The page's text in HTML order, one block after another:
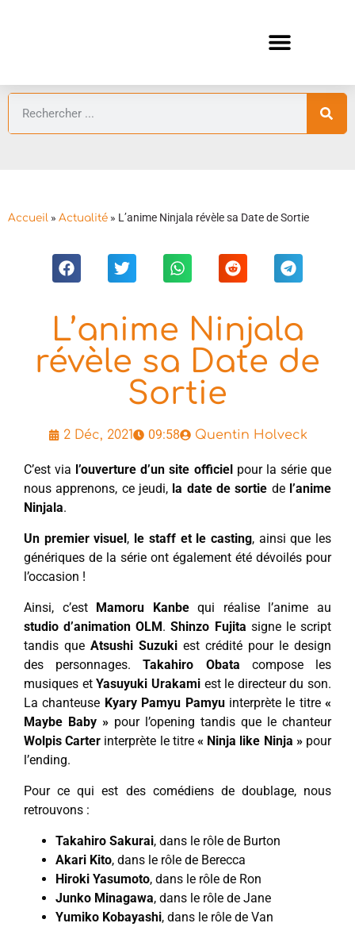
Accueil » Actualité » L’anime Ninjala révèle sa Date de Sortie
L’anime Ninjala
révèle sa Date de
Sortie
2 Déc, 2021 09:58 Quentin Holveck
C’est via l’ouverture d’un site officielpour la série que
nous apprenons, ce jeudi, la date de sortie de l’anime
Ninjala.
Un premier visuel, le staff et le casting, ainsi que les
génériques de la série ont également été dévoilés pour
l’occasion !
Ainsi, c’est Mamoru Kanbequi réalise l’anime au
studio d’animation OLM.Shinzo Fujita signe le script
tandis que Atsushi Suzuki est crédité pour le design
des personnages.Takahiro Obata compose les
musiques etYasuyuki Urakamiest le directeur du son.
La chanteuse Kyary Pamyu Pamyuinterprète le titre «
Maybe Baby » pour l’opening tandis que le chanteur
Wolpis Carter interprète le titre« Ninja like Ninja »pour
l’ending.
Pour ce qui est des comédiens de doublage, nous
retrouvons :
Takahiro Sakurai, dans le rôle de Burton
Akari Kito, dans le rôle de Berecca
Hiroki Yasumoto, dans le rôle de Ron
Junko Minagawa, dans le rôle de Jane
Yumiko Kobayashi, dans le rôle de Van